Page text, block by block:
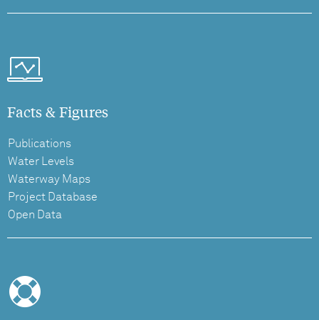
Facts & Figures
Publications
Water Levels
Waterway Maps
Project Database
Open Data